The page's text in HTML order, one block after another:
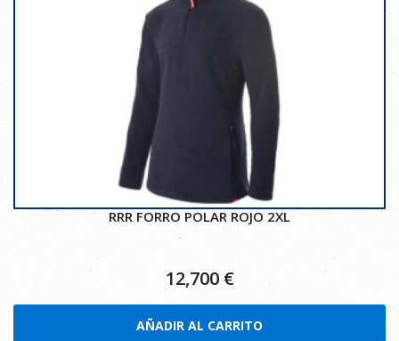
RRR FORRO POLAR ROJO 2XL
12,700€
AÑADIR AL CARRITO